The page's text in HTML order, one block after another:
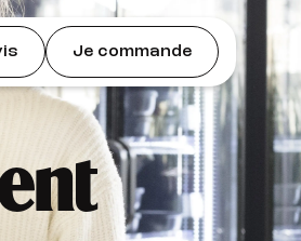
Je commande